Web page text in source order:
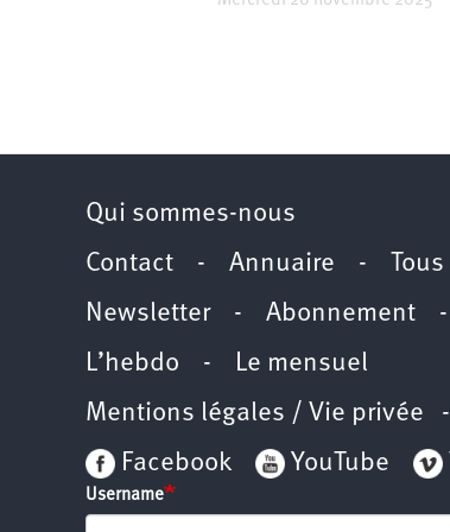
Qui sommes-nous
Contact - Annuaire -
Newsletter- Abonnement
L’hebdo - Le mensuel
Mentions légales / Vie privée
Facebook
YouTube
Username